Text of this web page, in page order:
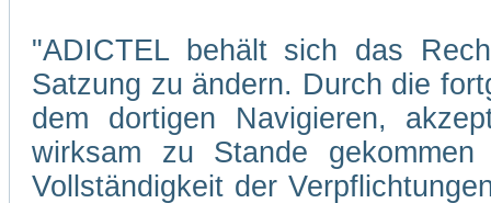
"ADICTEL behält sich das
Satzung zu ändern. Durch die
dem dortigen Navigieren,
wirksam zu Stande
Vollständigkeit der